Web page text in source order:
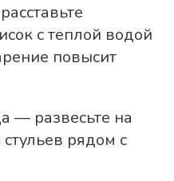
с теплой водой
повысит
— развесьте на
рядом с